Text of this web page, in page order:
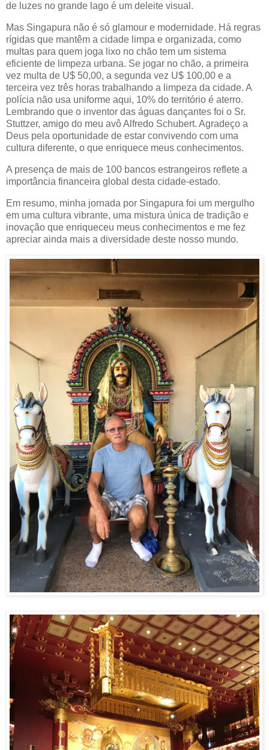
de luzes no grande lago é um deleite visual.
Mas Singapura não é só glamour e modernidade. Há regras
rígidas que mantêm a cidade limpa e organizada, como
multas para quem joga lixo no chão tem um sistema
eficiente de limpeza urbana. Se jogar no chão, a primeira
vez multa de U$ 50,00, a segunda vez U$ 100,00 e a
terceira vez três horas trabalhando a limpeza da cidade. A
polícia não usa uniforme aqui, 10% do território é aterro.
Lembrando que o inventor das águas dançantes foi o Sr.
Stuttzer, amigo do meu avô Alfredo Schubert. Agradeço a
Deus pela oportunidade de estar convivendo com uma
cultura diferente, o que enriquece meus conhecimentos.
A presença de mais de 100 bancos estrangeiros reflete a
importância financeira global desta cidade-estado.
Em resumo, minha jornada por Singapura foi um mergulho
em uma cultura vibrante, uma mistura única de tradição e
inovação que enriqueceu meus conhecimentos e me fez
apreciar ainda mais a diversidade deste nosso mundo.